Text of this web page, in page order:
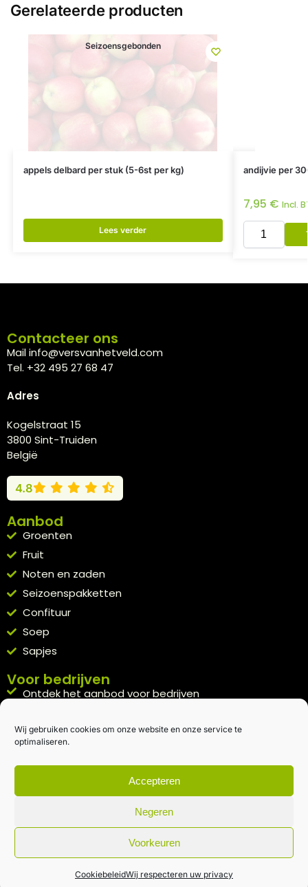
Wij gebruiken cookies om onze website en onze service te
optimaliseren.
Accepteren
Negeren
Voorkeuren
CookiebeleidWij respecteren uw privacy
Gerelateerde producten
Seizoensgebonden
appels delbard per stuk (5-6st per kg)
Lees verder
andijvie per
7,95 € Incl.
Contacteer ons
Mail info@versvanhetveld.com
Tel. +32 495 27 68 47
Adres
Kogelstraat 15
3800 Sint-Truiden
België
4.8
Aanbod
Groenten
Fruit
Noten en zaden
Seizoenspakketten
Confituur
Soep
Sapjes
Voor bedrijven
Ontdek het aanbod voor bedrijven
Kennismakingspakket aanvragen
Blijft op de hoogte
Rechtstreeks van het veld naar je inbox.
Inschrijven nieuwsbrief
Algemene voorwaarden|Privacybeleid| gemaakt met door
creativitijd